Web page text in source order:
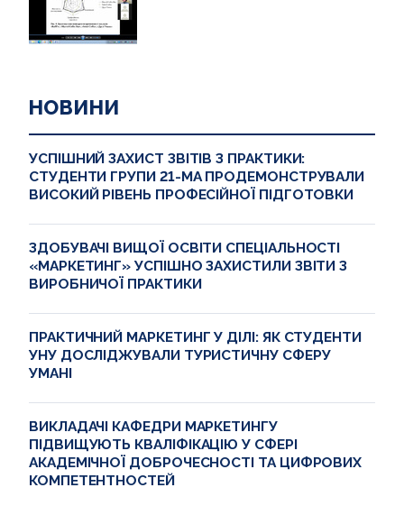
НОВИНИ
УСПІШНИЙ ЗАХИСТ ЗВІТІВ З ПРАКТИКИ:
СТУДЕНТИ ГРУПИ 21-МА ПРОДЕМОНСТРУВАЛИ
ВИСОКИЙ РІВЕНЬ ПРОФЕСІЙНОЇ ПІДГОТОВКИ
ЗДОБУВАЧІ ВИЩОЇ ОСВІТИ СПЕЦІАЛЬНОСТІ
«МАРКЕТИНГ» УСПІШНО ЗАХИСТИЛИ ЗВІТИ З
ВИРОБНИЧОЇ ПРАКТИКИ
ПРАКТИЧНИЙ МАРКЕТИНГ У ДІЛІ: ЯК СТУДЕНТИ
УНУ ДОСЛІДЖУВАЛИ ТУРИСТИЧНУ СФЕРУ
УМАНІ
ВИКЛАДАЧІ КАФЕДРИ МАРКЕТИНГУ
ПІДВИЩУЮТЬ КВАЛІФІКАЦІЮ У СФЕРІ
АКАДЕМІЧНОЇ ДОБРОЧЕСНОСТІ ТА ЦИФРОВИХ
КОМПЕТЕНТНОСТЕЙ